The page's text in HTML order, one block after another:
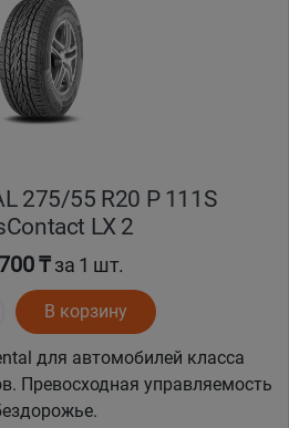
275/55 R20 P 111S
LX 2
₸за 1 шт.
В корзину
для автомобилей класса
Превосходная управляемость